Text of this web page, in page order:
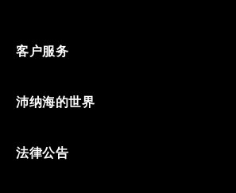
客户服务
沛纳海的世界
法律公告